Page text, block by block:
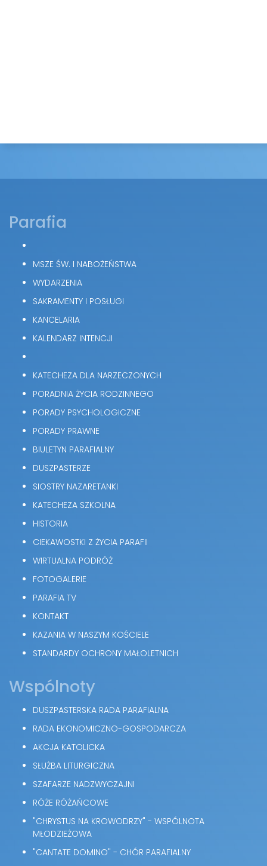
Parafia
MSZE ŚW. I NABOŻEŃSTWA
WYDARZENIA
SAKRAMENTY I POSŁUGI
KANCELARIA
KALENDARZ INTENCJI
KATECHEZA DLA NARZECZONYCH
PORADNIA ŻYCIA RODZINNEGO
PORADY PSYCHOLOGICZNE
PORADY PRAWNE
BIULETYN PARAFIALNY
DUSZPASTERZE
SIOSTRY NAZARETANKI
KATECHEZA SZKOLNA
HISTORIA
CIEKAWOSTKI Z ŻYCIA PARAFII
WIRTUALNA PODRÓŻ
FOTOGALERIE
PARAFIA TV
KONTAKT
KAZANIA W NASZYM KOŚCIELE
STANDARDY OCHRONY MAŁOLETNICH
Wspólnoty
DUSZPASTERSKA RADA PARAFIALNA
RADA EKONOMICZNO-GOSPODARCZA
AKCJA KATOLICKA
SŁUŻBA LITURGICZNA
SZAFARZE NADZWYCZAJNI
RÓŻE RÓŻAŃCOWE
"CHRYSTUS NA KROWODRZY" - WSPÓLNOTA
MŁODZIEŻOWA
"CANTATE DOMINO" - CHÓR PARAFIALNY